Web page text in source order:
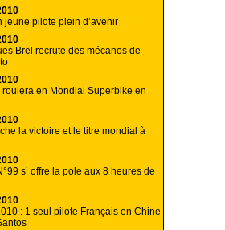
jeune pilote plein d’avenir
Brel recrute des mécanos de
roulera en Mondial Superbike en
la victoire et le titre mondial à
s’ offre la pole aux 8 heures de
: 1 seul pilote Français en Chine